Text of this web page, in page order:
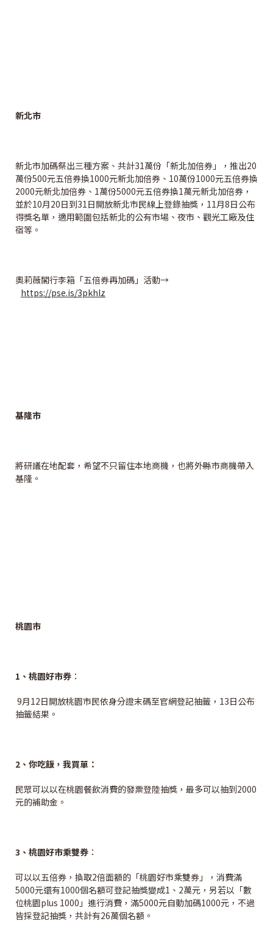
新北市
新北市加碼祭出三種方案、共計31萬份「新北加倍券」，推出20
萬份500元五倍券換1000元新北加倍券、10萬份1000元五倍券換
2000元新北加倍券、1萬份5000元五倍券換1萬元新北加倍券，
並於10月20日到31日開放新北市民線上登錄抽獎，11月8日公布
得獎名單，適用範圍包括新北的公有市場、夜市、觀光工廠及住
宿等。
奧莉薇閣行李箱「五倍券再加碼」活動→
https://pse.is/3pkhlz
基隆市
將研議在地配套，希望不只留住本地商機，也將外縣市商機帶入
基隆。
桃園市
1 、桃園好市券 ：
9月12日開放桃園市民依身分證末碼至官網登記抽籤，13日公布
抽籤結果。
2 、你吃飯，我買單：
民眾可以以在桃園餐飲消費的發票登陸抽獎，最多可以抽到2000
元的補助金。
3 、桃園好市乘雙券 ：
可以以五倍券，換取2倍面額的「桃園好市乘雙券」，消費滿
5000元還有1000個名額可登記抽獎變成1、2萬元，另若以「數
位桃園plus 1000」進行消費，滿5000元自動加碼1000元，不過
皆採登記抽獎，共計有26萬個名額。